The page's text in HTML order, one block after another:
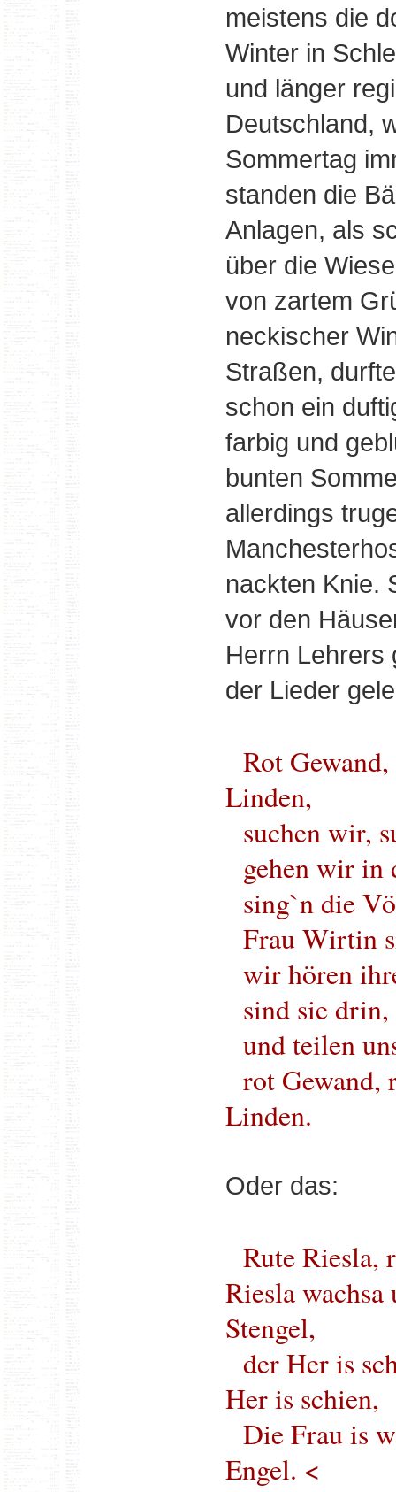
meistens die
Winter in
und länger
Deutschland,
Sommertag
standen die
Anlagen, als
über die
von zartem
neckischer
Straßen,
schon ein
farbig und
bunten
allerdings
nackten Knie.
vor den
Herrn Lehrers
der Lieder
Rot
Linden,
suchen wir,
gehen wir in
sing`n die
Frau Wirtin
wir hören
sind sie
und teilen
rot Gewand,
Linden.
Oder das:
Rute Riesla,
Riesla
Stengel,
der Her is
Her is schien,
Die Frau is
Engel. <